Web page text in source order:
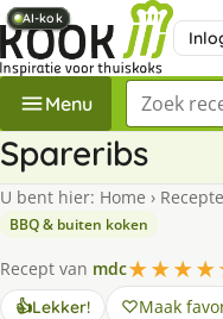
Menu Zoek een
Spareribs
U bent hier: Home ›
BBQ & buiten koken
Recept van mdc
👍Lekker! Maak
AI-kok
AI-kok
AI-kok
AI-kok
AI-kok